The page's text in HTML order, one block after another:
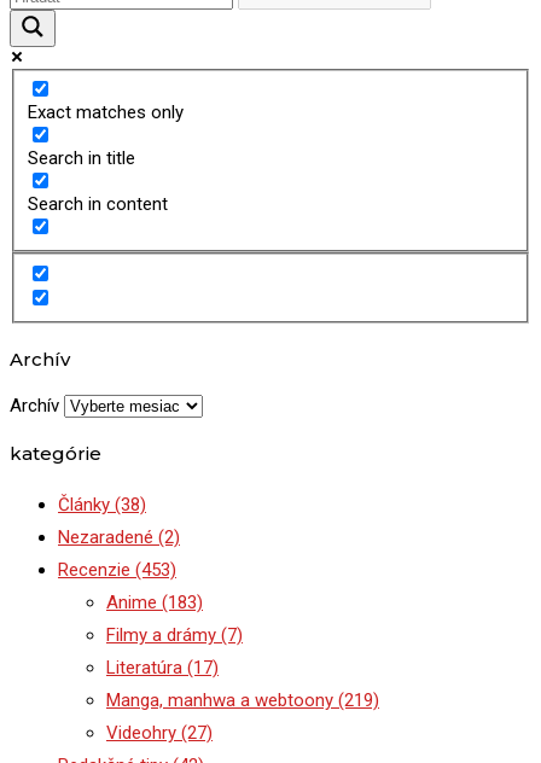
Exact matches only
Search in title
Search in content
Archív
Archív
kategórie
Články (38)
Nezaradené (2)
Recenzie (453)
Anime (183)
Filmy a drámy (7)
Literatúra (17)
Manga, manhwa a webtoony (219)
Videohry (27)